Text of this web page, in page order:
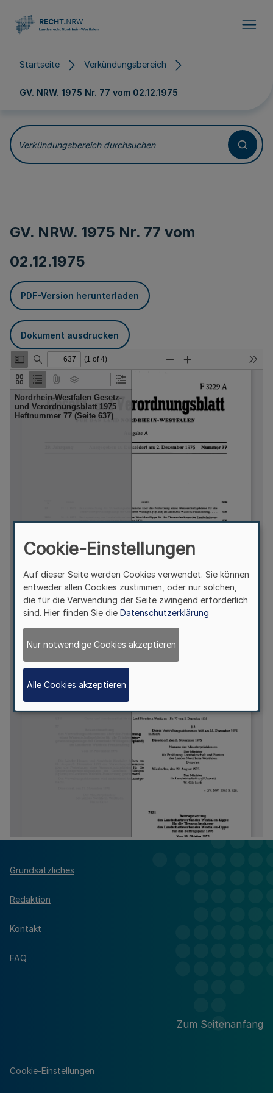
Startseite Verkündungsbereich
GV. NRW. 1975 Nr. 77 vom 02.12.1975
Verkündungsbereich durchsuchen
GV. NRW. 1975 Nr. 77 vom
02.12.1975
PDF-Version herunterladen
Dokument ausdrucken
Grundsätzliches
Redaktion
Kontakt
FAQ
Zum Seitenanfang
Cookie-Einstellungen
Cookie-Einstellungen
Auf dieser Seite werden Cookies verwendet. Sie können
entweder allen Cookies zustimmen, oder nur solchen,
die für die Verwendung der Seite zwingend erforderlich
sind. Hier finden Sie die Datenschutzerklärung
Nur notwendige Cookies akzeptieren
Alle Cookies akzeptieren